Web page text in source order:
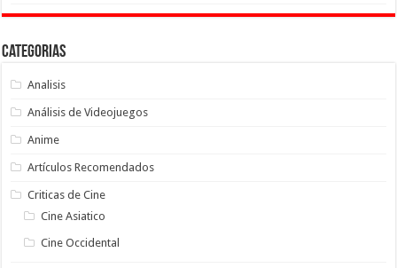
Categorias
Analisis
Análisis de Videojuegos
Anime
Artículos Recomendados
Criticas de Cine
Cine Asiatico
Cine Occidental